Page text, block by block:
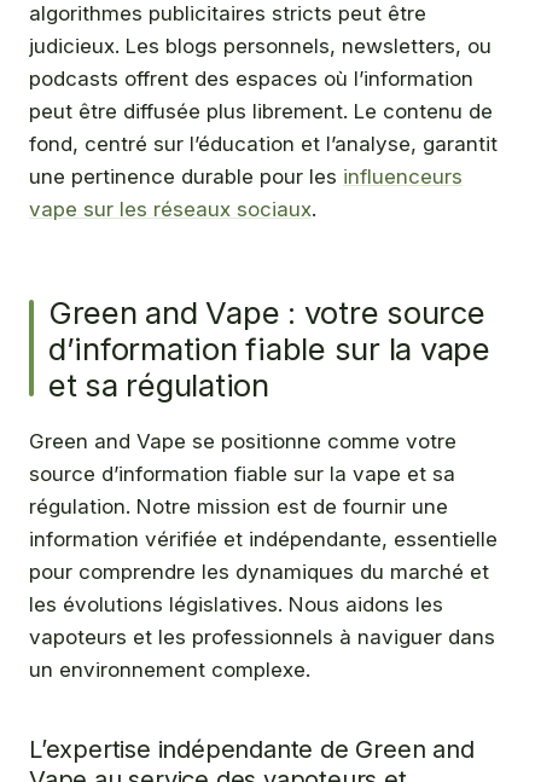
algorithmes publicitaires stricts peut être
judicieux. Les blogs personnels, newsletters, ou
podcasts offrent des espaces où l’information
peut être diffusée plus librement. Le contenu de
fond, centré sur l’éducation et l’analyse, garantit
une pertinence durable pour les influenceurs
vape sur les réseaux sociaux.
Green and Vape : votre source
d’information fiable sur la vape
et sa régulation
Green and Vape se positionne comme votre
source d’information fiable sur la vape et sa
régulation. Notre mission est de fournir une
information vérifiée et indépendante, essentielle
pour comprendre les dynamiques du marché et
les évolutions législatives. Nous aidons les
vapoteurs et les professionnels à naviguer dans
un environnement complexe.
L’expertise indépendante de Green and